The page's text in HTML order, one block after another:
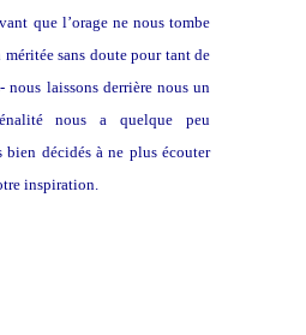
que l’orage ne nous tombe
sans doute pour tant de
nous laissons derrière nous un
nous a quelque peu
décidés à ne plus écouter
inspiration.